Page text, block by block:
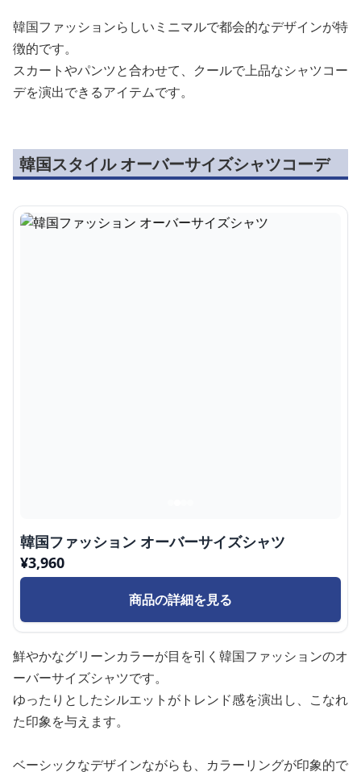
韓国ファッションらしいミニマルで都会的なデザインが特
徴的です。
スカートやパンツと合わせて、クールで上品なシャツコー
デを演出できるアイテムです。
韓国スタイル オーバーサイズシャツコーデ
韓国ファッション オーバーサイズシャツ
¥3,960
商品の詳細を見る
鮮やかなグリーンカラーが目を引く韓国ファッションのオ
ーバーサイズシャツです。
ゆったりとしたシルエットがトレンド感を演出し、こなれ
た印象を与えます。
ベーシックなデザインながらも、カラーリングが印象的で